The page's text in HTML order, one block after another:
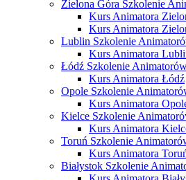
Zielona Góra Szkolenie
Kurs Animatora
Kurs Animatora
Lublin Szkolenie
Kurs Animatora
Łódź Szkolenie
Kurs Animatora Łódź
Opole Szkolenie
Kurs Animatora
Kielce Szkolenie
Kurs Animatora
Toruń Szkolenie
Kurs Animatora
Białystok Szkolenie